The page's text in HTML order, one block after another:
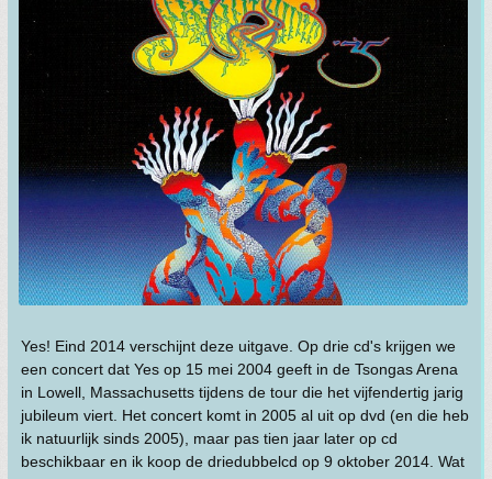
Yes! Eind 2014 verschijnt deze uitgave. Op drie cd's krijgen we
een concert dat Yes op 15 mei 2004 geeft in de Tsongas Arena
in Lowell, Massachusetts tijdens de tour die het vijfendertig jarig
jubileum viert. Het concert komt in 2005 al uit op dvd (en die heb
ik natuurlijk sinds 2005), maar pas tien jaar later op cd
beschikbaar en ik koop de driedubbelcd op 9 oktober 2014. Wat